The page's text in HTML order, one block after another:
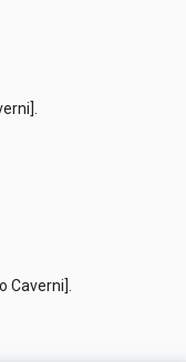
Caverni].